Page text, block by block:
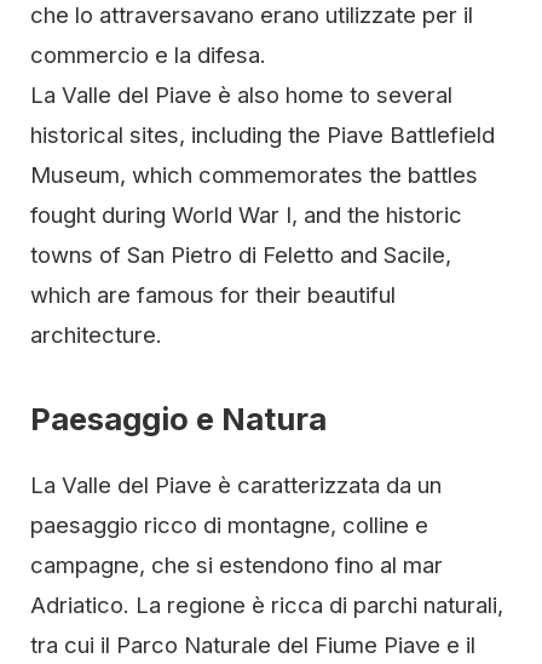
che lo attraversavano erano utilizzate per il
commercio e la difesa.
La Valle del Piave è also home to several
historical sites, including the Piave Battlefield
Museum, which commemorates the battles
fought during World War I, and the historic
towns of San Pietro di Feletto and Sacile,
which are famous for their beautiful
architecture.
Paesaggio e Natura
La Valle del Piave è caratterizzata da un
paesaggio ricco di montagne, colline e
campagne, che si estendono fino al mar
Adriatico. La regione è ricca di parchi naturali,
tra cui il Parco Naturale del Fiume Piave e il